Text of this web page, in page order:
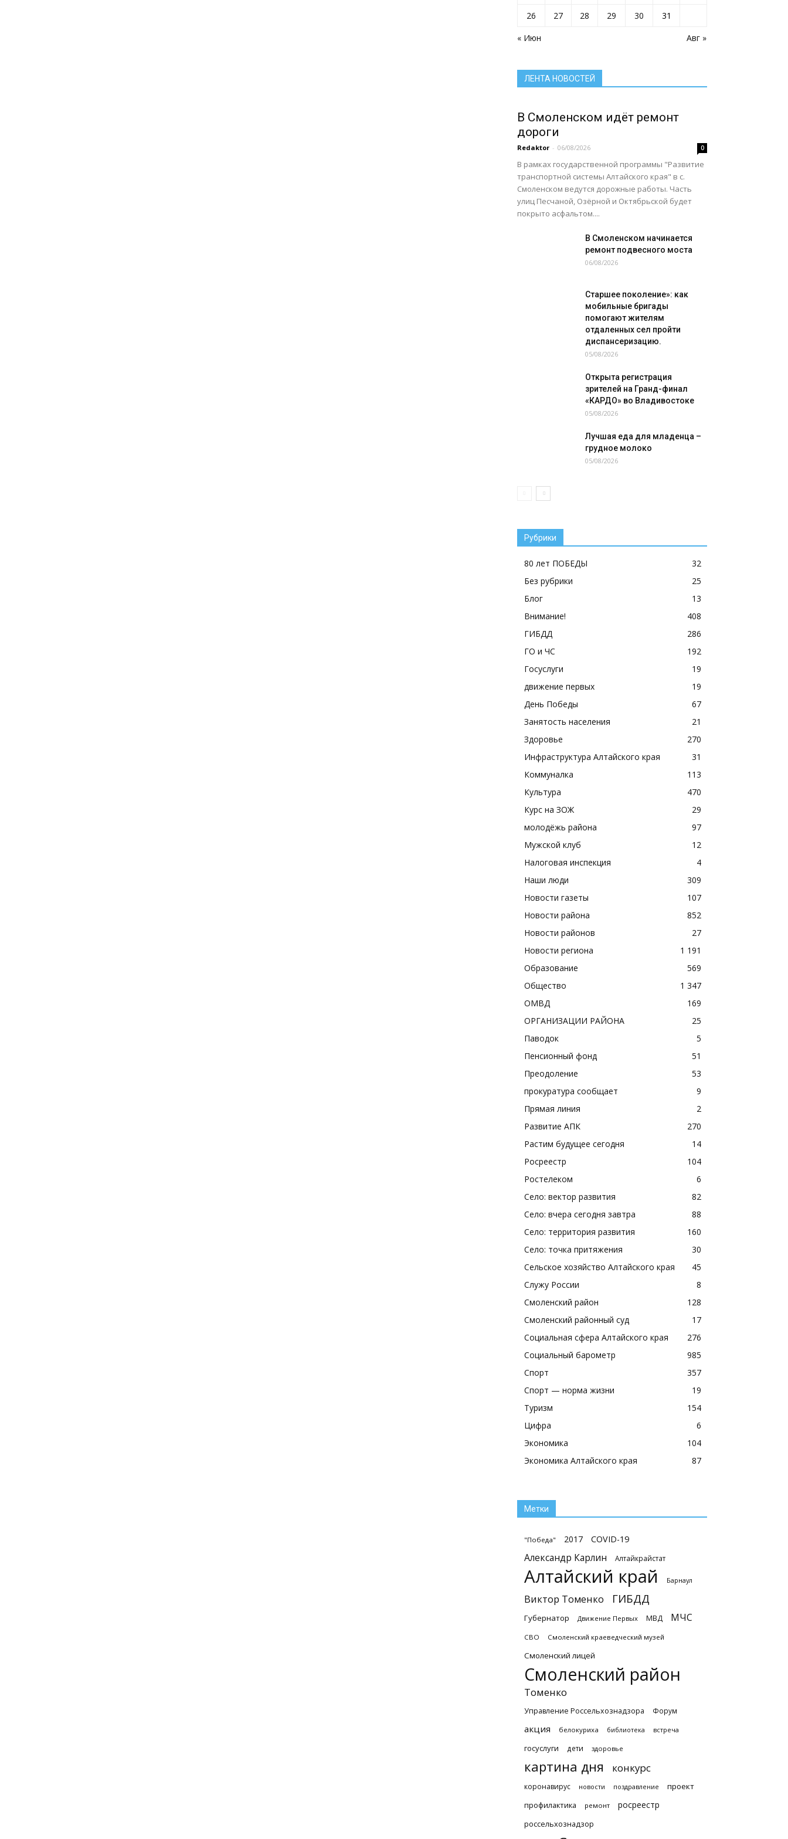
« Июн Авг »
26
27 28 29 30 31
ЛЕНТА НОВОСТЕЙ
Сельское хозяйство Алтайского края
Служу России
Смоленский район
Социальная сфера Алтайского края
В Смоленском идёт ремонт
дороги
Redaktor - 06/08/2026 0
В рамках государственной программы "Развитие
транспортной системы Алтайского края" в с.
Смоленском ведутся дорожные работы. Часть
улиц Песчаной, Озёрной и Октябрьской будет
покрыто асфальтом....
В Смоленском начинается
ремонт подвесного моста
06/08/2026
Старшее поколение»: как
мобильные бригады
помогают жителям
отдаленных сел пройти
диспансеризацию.
05/08/2026
Открыта регистрация
зрителей на Гранд-финал
«КАРДО» во Владивостоке
05/08/2026
Лучшая еда для младенца –
грудное молоко
05/08/2026
Рубрики
80 лет ПОБЕДЫ
32
Без рубрики
25
Блог
13
Внимание!
408
ГИБДД
286
ГО и ЧС
192
Госуслуги
19
движение первых
19
День Победы
67
Занятость населения
21
Здоровье
270
Инфраструктура Алтайского края
31
Коммуналка
113
Культура
470
Курс на ЗОЖ
29
молодёжь района
97
Мужской клуб
12
Налоговая инспекция
4
Наши люди
309
Новости газеты
107
Новости района
852
Новости районов
27
Новости региона
1 191
Образование
569
Общество
1 347
ОМВД
169
ОРГАНИЗАЦИИ РАЙОНА
25
Паводок
5
Пенсионный фонд
51
Преодоление
53
прокуратура сообщает
9
Прямая линия
2
Развитие АПК
270
Растим будущее сегодня
14
Росреестр
104
Ростелеком
6
Село: вектор развития
82
Село: вчера сегодня завтра
88
Село: территория развития
160
Село: точка притяжения
30
Сельское хозяйство Алтайского края
45
Служу России
8
Смоленский район
128
Смоленский районный суд
17
Социальная сфера Алтайского края
276
Социальный барометр
985
Спорт
357
Спорт — норма жизни
19
Туризм
154
Цифра
6
Экономика
104
Экономика Алтайского края
87
Метки
"Победа" 2017 COVID-19
Александр Карлин Алтайкрайстат
Алтайский край Барнаул
Виктор Томенко ГИБДД
Губернатор Движение Первых МВД МЧС
СВО Смоленский краеведческий музей
Смоленский лицей
Смоленский район
Томенко
Управление Россельхознадзора Форум
акция белокуриха библиотека встреча
госуслуги дети здоровье
картина дня конкурс
коронавирус новости поздравление
проект
профилактика
ремонт росреестр
россельхознадзор